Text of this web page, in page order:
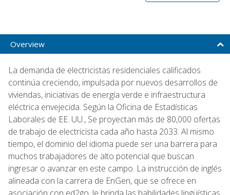
Overview
La demanda de electricistas residenciales calificados
continúa creciendo, impulsada por nuevos desarrollos de
viviendas, iniciativas de energía verde e infraestructura
eléctrica envejecida. Según la Oficina de Estadísticas
Laborales de EE. UU., Se proyectan más de 80,000 ofertas
de trabajo de electricista cada año hasta 2033. Al mismo
tiempo, el dominio del idioma puede ser una barrera para
muchos trabajadores de alto potencial que buscan
ingresar o avanzar en este campo. La instrucción de inglés
alineada con la carrera de EnGen, que se ofrece en